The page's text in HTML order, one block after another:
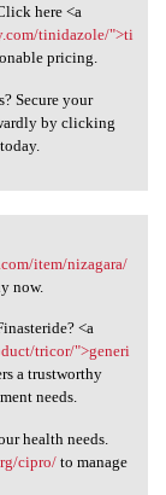
here <a
tinidazole/">ti
pricing.
Secure your
by clicking
onitem/nizagara/
now.
<a
tricor/">generi
a trustworthy
needs.
health needs.
cipro/to manage